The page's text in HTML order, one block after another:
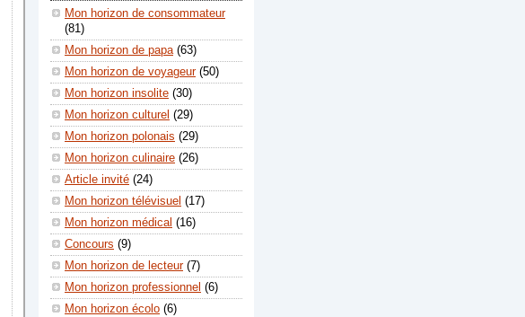
Mon horizon de consommateur
(81)
Mon horizon de papa (63)
Mon horizon de voyageur (50)
Mon horizon insolite (30)
Mon horizon culturel (29)
Mon horizon polonais (29)
Mon horizon culinaire (26)
Article invité (24)
Mon horizon télévisuel (17)
Mon horizon médical (16)
Concours (9)
Mon horizon de lecteur (7)
Mon horizon professionnel (6)
Mon horizon écolo (6)